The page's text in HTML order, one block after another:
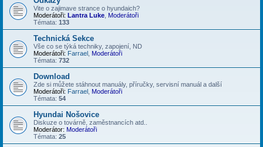
Vite o zajimave strance o hyundaich?
Moderátoři: Lantra Luke Moderátoři
Témata: 133
Technická Sekce
Vše co se týká techniky, zapojení, ND
Moderátoři: Farrael Moderátoři
Témata: 732
Download
Zde si můžete stáhnout manuály, příručky, servisní manuál a další
Moderátoři: Farrael Moderátoři
Témata: 54
Hyundai Nošovice
Diskuze o továrně, zaměstnancích atd..
Moderátor: Moderátoři
Témata: 25